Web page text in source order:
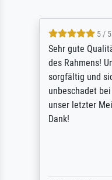
5 / 5
Sehr gute
des Rahmens!
sorgfältig und
unbeschadet
unser letzter
Dank!